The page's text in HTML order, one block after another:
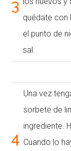
3
quédate con
el punto de
sal.
4
Una vez
sorbete de
ingrediente.
Cuando lo